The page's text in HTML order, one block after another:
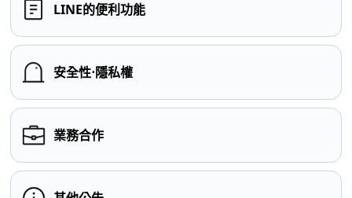
LINE的便利功能
安全性⋅隱私權
業務合作